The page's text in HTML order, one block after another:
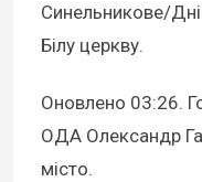
Синельникове/
Білу церкву.
Оновлено 03:26.
ОДА Олександр
місто.